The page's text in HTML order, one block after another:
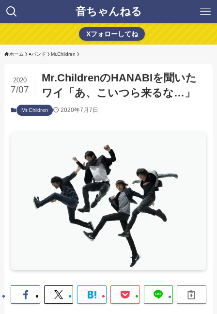
音ちゃんねる
Xフォローしてね
ホーム ●バンド Mr.Children
Mr.ChildrenのHANABIを聞いた
ワイ「あ、こいつら来るな…」
2020
7/07
Mr.Children 2020年7月7日